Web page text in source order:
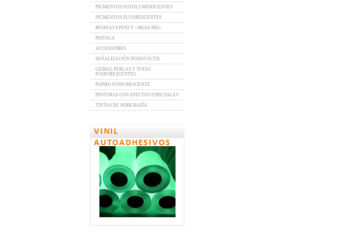
PIGMENTOS FOTOLUMINISCENTES
PIGMENTOS FLUORESCENTES
RESINAS EPOXI Y «MESA RÍO»
PISTOLA
ACCESSOIRES
SEÑALIZACIÓN PODOTÁCTIL
GEMAS, PERLAS Y JOYAS
FOSFORESCENTES
PAPIRO FOSFORESCENTE
PINTURAS CON EFECTOS ESPECIALES
TINTAS DE SERIGRAFÍA
VINIL
AUTOADHESIVOS